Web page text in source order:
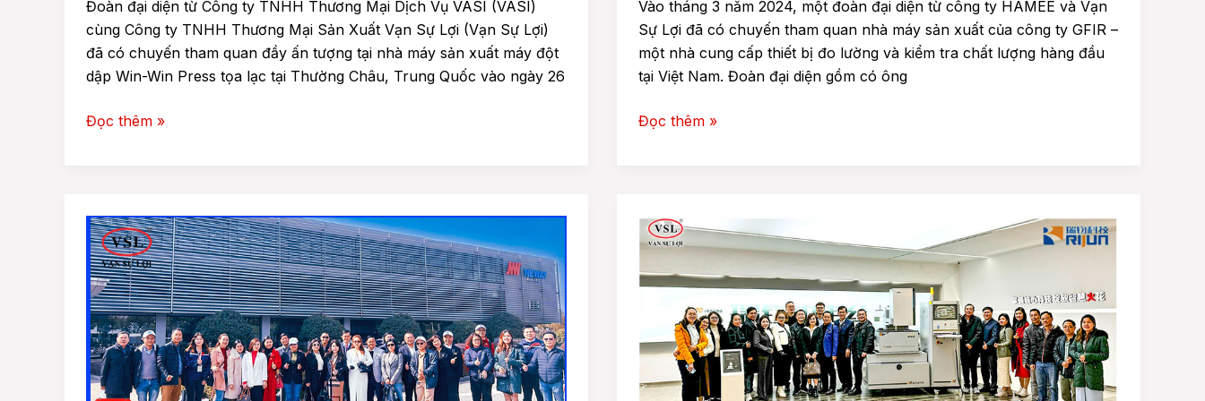
Đoàn đại diện từ Công ty TNHH Thương Mại Dịch Vụ VASI (VASI)
cùng Công ty TNHH Thương Mại Sản Xuất Vạn Sự Lợi (Vạn Sự Lợi)
đã có chuyến tham quan đầy ấn tượng tại nhà máy sản xuất máy đột
dập Win-Win Press tọa lạc tại Thường Châu, Trung Quốc vào ngày 26
Đọc thêm »
Vào tháng 3 năm 2024, một đoàn đại diện từ công ty HAMEE và Vạn
Sự Lợi đã có chuyến tham quan nhà máy sản xuất của công ty GFIR –
một nhà cung cấp thiết bị đo lường và kiểm tra chất lượng hàng đầu
tại Việt Nam. Đoàn đại diện gồm có ông
Đọc thêm »
ĐOÀN
DOANH
NGHIỆP
HAMEE
CÙNG
VẠN
SỰ
LỢI
ĐOÀN
DOANH
NGHIỆP
CÙNG
VẠN
LỢI